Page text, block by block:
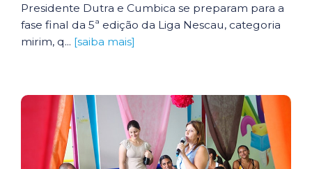
Presidente Dutra e Cumbica se preparam para a
fase final da 5ª edição da Liga Nescau, categoria
mirim, q... [saiba mais]